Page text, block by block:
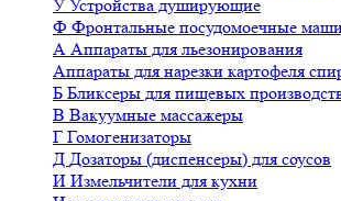
У Устройства душирующие
Ф Фронтальные посудомоечные
А Аппараты для льезонирования
Аппараты для нарезки картофеля
Б Бликсеры для пищевых
В Вакуумные массажеры
Г Гомогенизаторы
Д Дозаторы (диспенсеры) для соусов
И Измельчители для кухни